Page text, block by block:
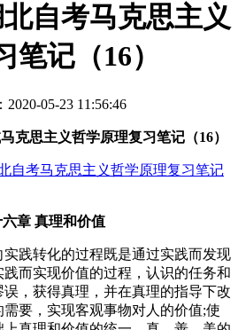
自考马克思主义
记（16）
2020-05-23 11:56:46
克思主义哲学原理复习笔记（16）
自考马克思主义哲学原理复习笔记
章 真理和价值
践转化的过程既是通过实践而发现
而实现价值的过程，认识的任务和
，获得真理，并在真理的指导下改
要，实现客观事物对人的价值;使